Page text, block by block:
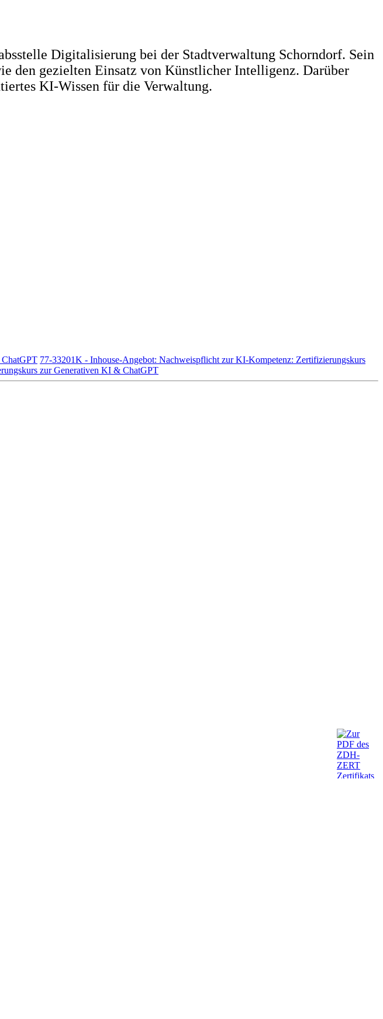
Digitalisierung bei der Stadtverwaltung Schorndorf. Sein
den gezielten Einsatz von Künstlicher Intelligenz. Darüber
KI-Wissen für die Verwaltung.
77-33201K - Inhouse-Angebot: Nachweispflicht zur KI-Kompetenz: Zertifizierungskurs
zur Generativen KI & ChatGPT